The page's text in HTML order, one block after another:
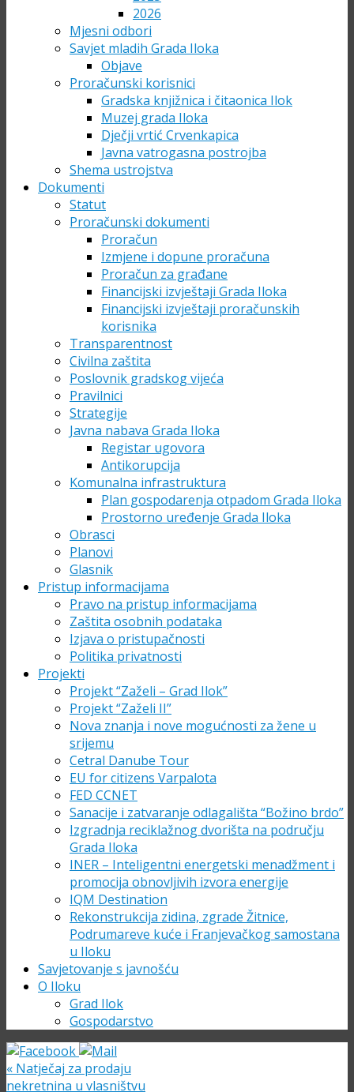
2026
Mjesni odbori
Savjet mladih Grada Iloka
Objave
Proračunski korisnici
Gradska knjižnica i čitaonica Ilok
Muzej grada Iloka
Dječji vrtić Crvenkapica
Javna vatrogasna postrojba
Shema ustrojstva
Dokumenti
Statut
Proračunski dokumenti
Proračun
Izmjene i dopune proračuna
Proračun za građane
Financijski izvještaji Grada Iloka
Financijski izvještaji proračunskih
korisnika
Transparentnost
Civilna zaštita
Poslovnik gradskog vijeća
Pravilnici
Strategije
Javna nabava Grada Iloka
Registar ugovora
Antikorupcija
Komunalna infrastruktura
Plan gospodarenja otpadom Grada Iloka
Prostorno uređenje Grada Iloka
Obrasci
Planovi
Glasnik
Pristup informacijama
Pravo na pristup informacijama
Zaštita osobnih podataka
Izjava o pristupačnosti
Politika privatnosti
Projekti
Projekt “Zaželi – Grad Ilok”
Projekt “Zaželi II”
Nova znanja i nove mogućnosti za žene u
srijemu
Cetral Danube Tour
EU for citizens Varpalota
FED CCNET
Sanacije i zatvaranje odlagališta “Božino brdo”
Izgradnja reciklažnog dvorišta na području
Grada Iloka
INER – Inteligentni energetski menadžment i
promocija obnovljivih izvora energije
IQM Destination
Rekonstrukcija zidina, zgrade Žitnice,
Podrumareve kuće i Franjevačkog samostana
u Iloku
Savjetovanje s javnošću
O Iloku
Grad Ilok
Gospodarstvo
« Natječaj za prodaju
nekretnina u vlasništvu